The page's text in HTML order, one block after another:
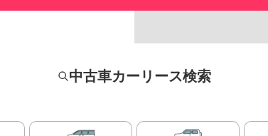
中古車カーリース検索